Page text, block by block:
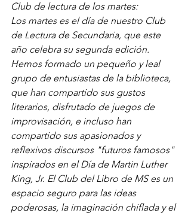
Club de lectura de los martes:
Los martes es el día de nuestro Club
de Lectura de Secundaria, que este
año celebra su segunda edición.
Hemos formado un pequeño y leal
grupo de entusiastas de la biblioteca,
que han compartido sus gustos
literarios, disfrutado de juegos de
improvisación, e incluso han
compartido sus apasionados y
reflexivos discursos "futuros famosos"
inspirados en el Día de Martin Luther
King, Jr. El Club del Libro de MS es un
espacio seguro para las ideas
poderosas, la imaginación chiflada y el